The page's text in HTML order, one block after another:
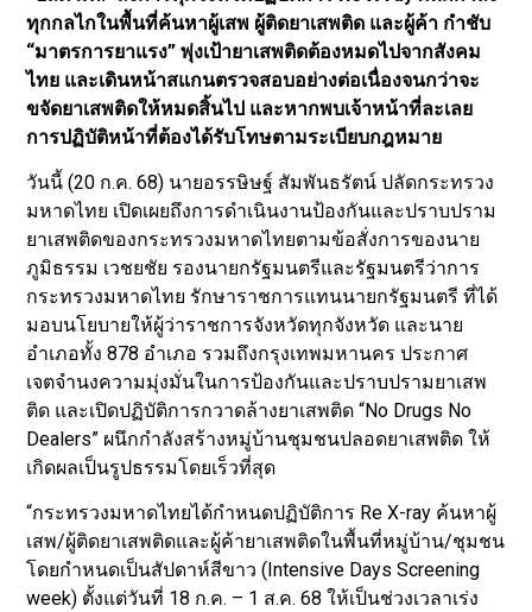
ทุกกลไกในพื้นที่ค้นหาผู้เสพ ผู้ติดยาเสพติด และผู้ค้า กำชับ
“มาตรการยาแรง” พุ่งเป้ายาเสพติดต้องหมดไปจากสังคม
ไทย และเดินหน้าสแกนตรวจสอบอย่างต่อเนื่องจนกว่าจะ
ขจัดยาเสพติดให้หมดสิ้นไป และหากพบเจ้าหน้าที่ละเลย
การปฏิบัติหน้าที่ต้องได้รับโทษตามระเบียบกฎหมาย
วันนี้ (20 ก.ค. 68) นายอรรษิษฐ์ สัมพันธรัตน์ ปลัดกระทรวง
มหาดไทย เปิดเผยถึงการดำเนินงานป้องกันและปราบปราม
ยาเสพติดของกระทรวงมหาดไทยตามข้อสั่งการของนาย
ภูมิธรรม เวชยชัย รองนายกรัฐมนตรีและรัฐมนตรีว่าการ
กระทรวงมหาดไทย รักษาราชการแทนนายกรัฐมนตรี ที่ได้
มอบนโยบายให้ผู้ว่าราชการจังหวัดทุกจังหวัด และนาย
อำเภอทั้ง 878 อำเภอ รวมถึงกรุงเทพมหานคร ประกาศ
เจตจำนงความมุ่งมั่นในการป้องกันและปราบปรามยาเสพ
ติด และเปิดปฏิบัติการกวาดล้างยาเสพติด “No Drugs No
Dealers” ผนึกกำลังสร้างหมู่บ้านชุมชนปลอดยาเสพติด ให้
เกิดผลเป็นรูปธรรมโดยเร็วที่สุด
“กระทรวงมหาดไทยได้กำหนดปฏิบัติการ Re X-ray ค้นหาผู้
เสพ/ผู้ติดยาเสพติดและผู้ค้ายาเสพติดในพื้นที่หมู่บ้าน/ชุมชน
โดยกำหนดเป็นสัปดาห์สีขาว (Intensive Days Screening
week) ตั้งแต่วันที่ 18 ก.ค. – 1 ส.ค. 68 ให้เป็นช่วงเวลาเร่ง